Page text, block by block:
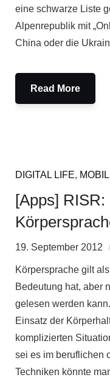
eine schwarze Liste
Alpenrepublik mit
China oder die
Read More
DIGITAL LIFE,
[Apps]
19. September 2012
Körpersprache gilt
Bedeutung hat, aber
gelesen werden
Einsatz der
komplizierten
sei es im beruflichen
Techniken könnte